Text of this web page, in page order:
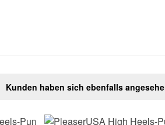
Kunden haben sich ebenfalls